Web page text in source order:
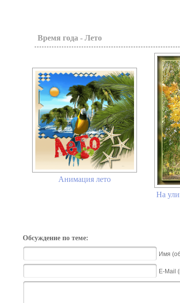
Время года - Лето
Анимация лето
На
Обсуждение по теме:
Имя
E-Mail